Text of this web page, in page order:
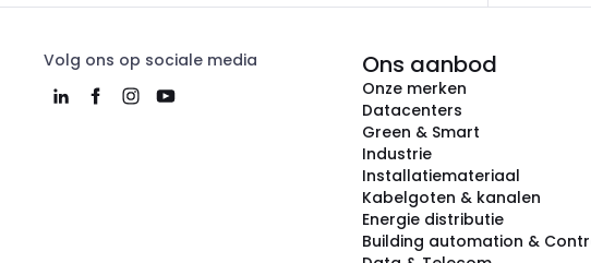
Volg ons op sociale media Ons aanbod
Onze merken
Datacenters
Green & Smart
Industrie
Installatiemateriaal
Kabelgoten & kanalen
Energie distributie
Building automation &